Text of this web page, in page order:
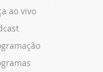
ao vivo